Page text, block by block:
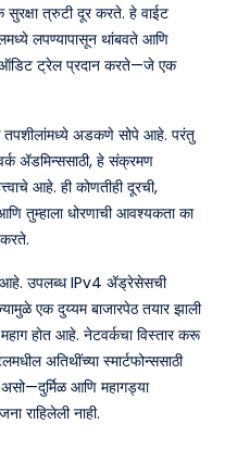
त्रुटी दूर करते. हे वाईट
लपण्यापासून थांबवते आणि
ऑडिट ट्रेल प्रदान करते—जे एक
तपशीलांमध्ये अडकणे सोपे आहे. परंतु
ॲडमिन्ससाठी, हे संक्रमण
आहे. ही कोणतीही दूरची,
तुम्हाला धोरणाची आवश्यकता का
आहे. उपलब्ध IPv4 ॲड्रेसेसची
एक दुय्यम बाजारपेठ तयार झाली
होत आहे. नेटवर्कचा विस्तार करू
अतिथींच्या स्मार्टफोन्ससाठी
आणि महागड्या
राहिलेली नाही.